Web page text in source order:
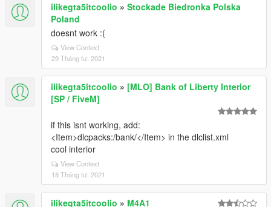
ilikegta5itcoolio » Stockade Biedronka Polska
Poland
doesnt work :(
View Context
29 Tháng tư, 2021
ilikegta5itcoolio » [MLO] Bank of Liberty Interior
[SP / FiveM]
if this isnt working, add:
<Item>dlcpacks:/bank/</Item> in the dlclist.xml
cool interior
View Context
18 Tháng tư, 2021
ilikegta5itcoolio » M4A1